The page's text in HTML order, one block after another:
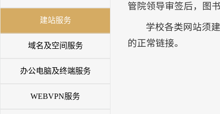
管院领导审签后，图
学校各类网站须
的正常链接。
建站服务
域名及空间服务
办公电脑及终端服务
WEBVPN服务